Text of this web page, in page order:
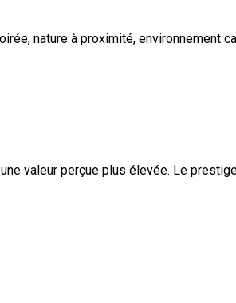
nature à proximité, environnement
valeur perçue plus élevée. Le